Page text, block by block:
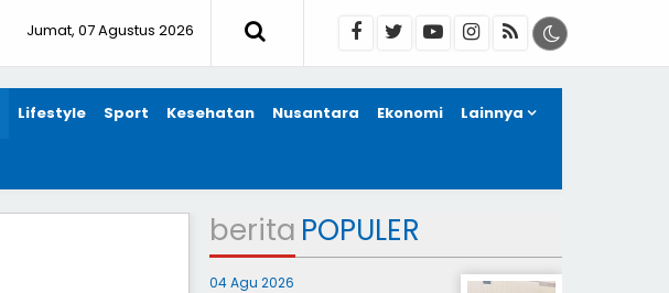
Jumat, 07 Agustus 2026
Lifestyle Sport Kesehatan Nusantara Ekonomi Lainnya
berita POPULER
04 Agu 2026